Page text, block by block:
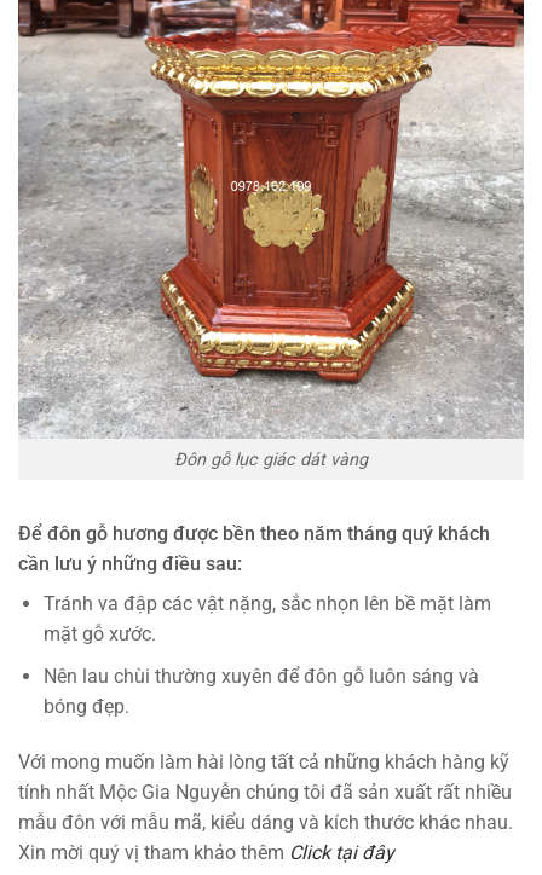
Đôn gỗ lục giác dát vàng
Để đôn gỗ hương được bền theo năm tháng quý khách
cần lưu ý những điều sau:
Tránh va đập các vật nặng, sắc nhọn lên bề mặt làm
mặt gỗ xước.
Nên lau chùi thường xuyên để đôn gỗ luôn sáng và
bóng đẹp.
Với mong muốn làm hài lòng tất cả những khách hàng kỹ
tính nhất Mộc Gia Nguyễn chúng tôi đã sản xuất rất nhiều
mẫu đôn với mẫu mã, kiểu dáng và kích thước khác nhau.
Xin mời quý vị tham khảo thêm Click tại đây